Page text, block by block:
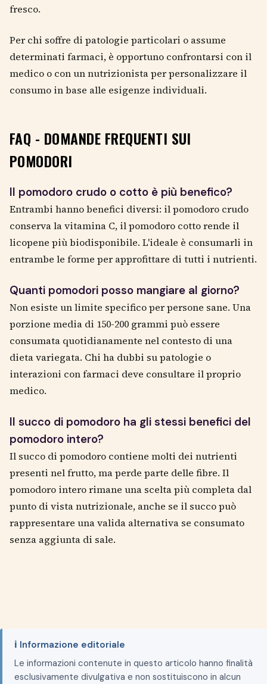
fresco.
Per chi soffre di patologie particolari o assume
determinati farmaci, è opportuno confrontarsi con il
medico o con un nutrizionista per personalizzare il
consumo in base alle esigenze individuali.
FAQ - DOMANDE FREQUENTI SUI
POMODORI
Il pomodoro crudo o cotto è più benefico?
Entrambi hanno benefici diversi: il pomodoro crudo
conserva la vitamina C, il pomodoro cotto rende il
licopene più biodisponibile. L'ideale è consumarli in
entrambe le forme per approfittare di tutti i nutrienti.
Quanti pomodori posso mangiare al giorno?
Non esiste un limite specifico per persone sane. Una
porzione media di 150-200 grammi può essere
consumata quotidianamente nel contesto di una
dieta variegata. Chi ha dubbi su patologie o
interazioni con farmaci deve consultare il proprio
medico.
Il succo di pomodoro ha gli stessi benefici del
pomodoro intero?
Il succo di pomodoro contiene molti dei nutrienti
presenti nel frutto, ma perde parte delle fibre. Il
pomodoro intero rimane una scelta più completa dal
punto di vista nutrizionale, anche se il succo può
rappresentare una valida alternativa se consumato
senza aggiunta di sale.
ℹ️ Informazione editoriale
Le informazioni contenute in questo articolo hanno finalità
esclusivamente divulgativa e non sostituiscono in alcun